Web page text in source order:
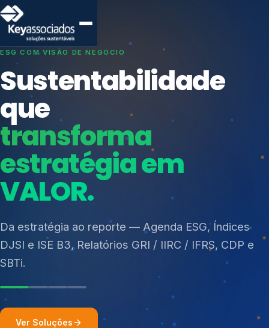
SISTEMAS DE GESTÃO OTIMIZADOS E INTEGRADOS
Conformidade que
protege seu
negócio.
Consultoria, auditoria e treinamentos em ISO 27001,
ISO 27701, ISO 42001, ISO 37001, ISO 9001, ISO
resíduos sólidos (PGRS/PMGRS).
Índices de Mercado
Mudanças Climáticas
Reputação e Cadeia
Reporte Regulatório
Ver Soluções